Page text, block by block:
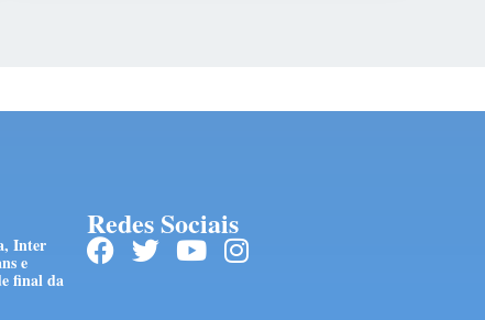
Inter
e
final da
Redes Sociais